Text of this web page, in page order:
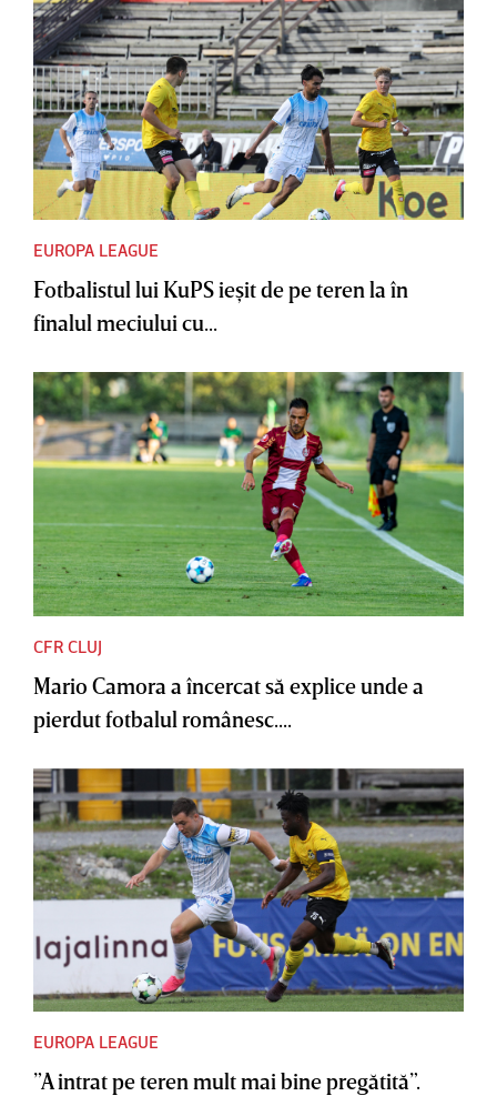
EUROPA LEAGUE
Fotbalistul lui KuPS ieşit de pe teren la în
finalul meciului cu...
CFR CLUJ
Mario Camora a încercat să explice unde a
pierdut fotbalul românesc....
EUROPA LEAGUE
”A intrat pe teren mult mai bine pregătită”.